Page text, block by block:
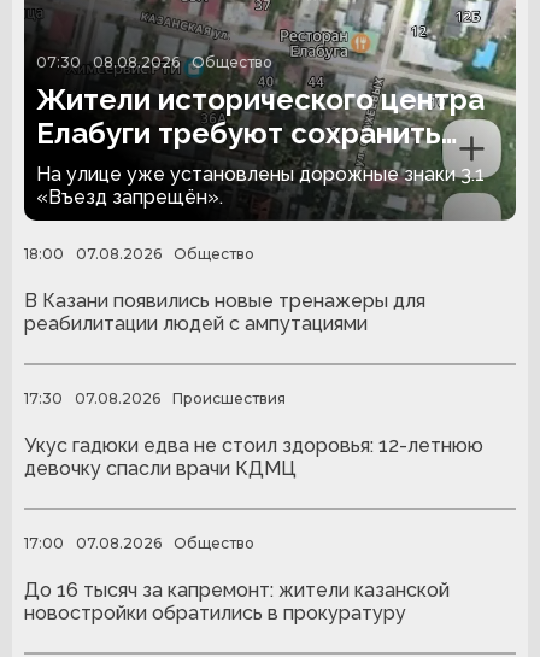
07:30 08.08.2026 Общество
Жители исторического центра
Елабуги требуют сохранить
проезд по улице Казанской
На улице уже установлены дорожные знаки 3.1
«Въезд запрещён».
18:00 07.08.2026 Общество
В Казани появились новые тренажеры для
реабилитации людей с ампутациями
17:30 07.08.2026 Происшествия
Укус гадюки едва не стоил здоровья: 12-летнюю
девочку спасли врачи КДМЦ
17:00 07.08.2026 Общество
До 16 тысяч за капремонт: жители казанской
новостройки обратились в прокуратуру